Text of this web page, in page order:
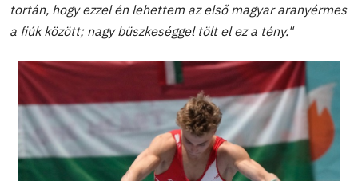
tortán, hogy ezzel én lehettem az első magyar aranyérmes
a fiúk között; nagy büszkeséggel tölt el ez a tény."